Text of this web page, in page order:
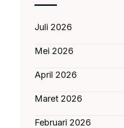
Juli 2026
Mei 2026
April 2026
Maret 2026
Februari 2026